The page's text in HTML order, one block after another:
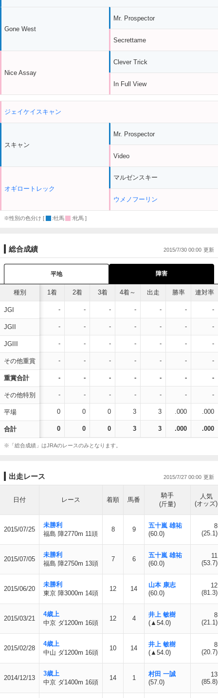
Gone West
Nice Assay
Mr. Prospector
Secrettame
Clever Trick
In Full View
ジェイケイスキャン
スキャン
オギロートレック
Mr. Prospector
Video
マルゼンスキー
ウメノフーリン
※性別の色分け [ :牡馬 :牝馬 ]
総合成績 2015/7/30 00:00
平地 障害
種別
JGI
JGII
JGIII
その他重賞
重賞合計
その他特別
平場
合計
1着 2着 3着 4着～ 出走 勝率 連対率
- - - - - - -
- - - - - - -
- - - - - - -
- - - - - - -
- - - - - - -
- - - - - - -
0 0 0 3 3 .000 .000
0 0 0 3 3 .000 .000
※「総合成績」はJRAのレースのみとなります。
出走レース 2015/7/27 00:00
日付 レース 着順 馬番
騎手
(斤量)
人気
(オッズ)
2015/07/25
未勝利
福島 障2770m 11頭
8 9
五十嵐 雄祐
(60.0)
8
(25.1)
2015/07/05
未勝利
福島 障2750m 13頭
7 6
五十嵐 雄祐
(60.0)
11
(53.7)
2015/06/20
未勝利
東京 障3000m 14頭
12 14
山本 康志
(60.0)
12
(81.3)
2015/03/21
4歳上
中京 ダ1200m 16頭
12 4
井上 敏樹
(▲54.0)
8
(21.1)
2015/02/28
4歳上
中山 ダ1200m 16頭
10 14
井上 敏樹
(▲54.0)
8
(20.7)
2014/12/13
3歳上
中京 ダ1400m 16頭
14 1
村田 一誠
(57.0)
13
(85.8)